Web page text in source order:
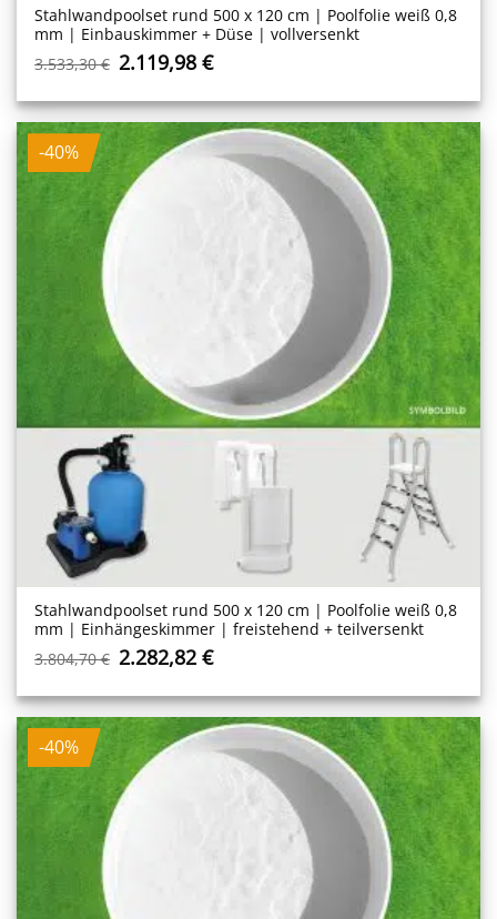
Stahlwand­poolset rund 500 x 120 cm | Poolfolie weiß 0,8
mm | Einbauskimmer + Düse | vollversenkt
3.533,30€ Ursprünglicher
war:
3.533,30 €
2.119,98€Aktueller
ist:
2.119,98 €.
-40%
Stahlwand­poolset rund 500 x 120 cm | Poolfolie weiß 0,8
mm | Einhängeskimmer | freistehend + teilversenkt
3.804,70€ Ursprünglicher
war:
3.804,70 €
2.282,82€Aktueller
ist:
2.282,82 €.
-40%